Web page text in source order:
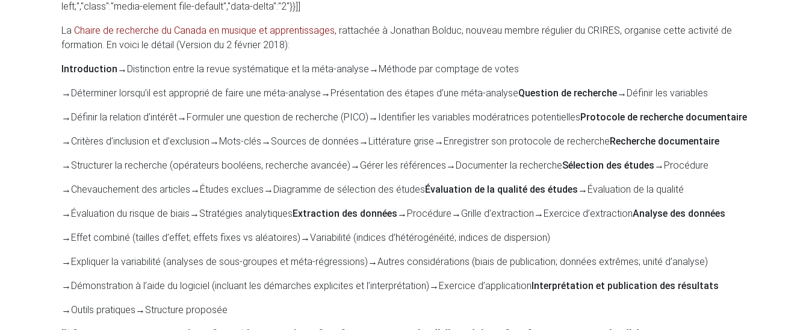
left;","class":"media-element file-default","data-delta":"2"}}]]
La Chaire de recherche du Canada en musique et apprentissages, rattachée à Jonathan Bolduc, nouveau membre régulier du CRIRES, organise cette activité de
formation. En voici le détail (Version du 2 février 2018):
Introduction →Distinction entre la revue systématique et la méta-analyse →Méthode par comptage de votes
→Déterminer lorsqu’il est approprié de faire une méta-analyse →Présentation des étapes d’une méta-analyseQuestion de recherche→Définir les variables
→Définir la relation d’intérêt→Formuler une question de recherche (PICO) →Identifier les variables modératrices potentiellesProtocole de recherche documentaire
→Critères d’inclusion et d’exclusion →Mots-clés →Sources de données →Littérature grise →Enregistrer son protocole de rechercheRecherche documentaire
→Structurer la recherche (opérateurs booléens, recherche avancée) →Gérer les références →Documenter la rechercheSélection des études →Procédure
→Chevauchement des articles →Études exclues →Diagramme de sélection des étudesÉvaluation de la qualité des études →Évaluation de la qualité
→Évaluation du risque de biais →Stratégies analytiquesExtraction des données →Procédure →Grille d’extraction →Exercice d’extractionAnalyse des données
→Effet combiné (tailles d’effet; effets fixes vs aléatoires) →Variabilité (indices d’hétérogénéité; indices de dispersion)
→Expliquer la variabilité (analyses de sous-groupes et méta-régressions) →Autres considérations (biais de publication; données extrêmes; unité d’analyse)
→Démonstration à l’aide du logiciel (incluant les démarches explicites et l’interprétation) →Exercice d’applicationInterprétation et publication des résultats
→Outils pratiques →Structure proposée